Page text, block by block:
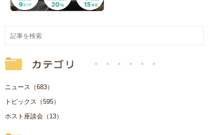
ニュース（683）
トピックス（595）
ホスト座談会（13）